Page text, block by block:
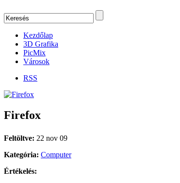
Kezdőlap
3D Grafika
PicMix
Városok
RSS
Firefox
Feltöltve: 22 nov 09
Kategória: Computer
Értékelés: